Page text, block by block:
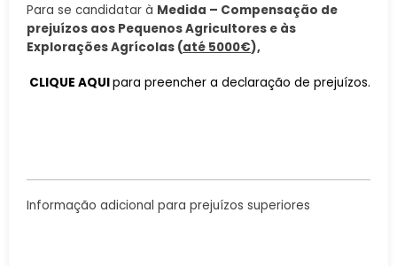
Para se candidatar à Medida – Compensação de
prejuízos aos Pequenos Agricultores e às
Explorações Agrícolas (até 5000€),
CLIQUE AQUIpara preencher a declaração de prejuízos.
Informação adicional para prejuízos superiores